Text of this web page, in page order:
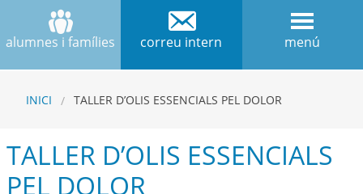
alumnes i famílies correu intern menú
INICI TALLER D’OLIS ESSENCIALS PEL DOLOR
TALLER D’OLIS ESSENCIALS
PEL DOLOR